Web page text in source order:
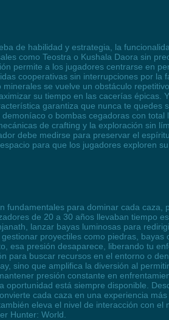
de habilidad y estrategia, la
como Teostra o Kushala Daora sin
permite a los jugadores centrarse en
cooperativas sin interrupciones por
se vuelve un obstáculo
su tiempo en las cacerías
garantiza que nunca te
o bombas cegadoras con
de crafting y la exploración sin
debe medirse para preservar el
para que los jugadores exploren
fundamentales para dominar cada
de 20 a 30 años llevaban tiempo
lanzar bayas luminosas para
proyectiles como piedras,
esa presión desaparece, liberando tu
para buscar recursos en el entorno o
sino que amplifica la diversión al
presión constante en
está siempre disponible.
cada caza en una experiencia
eleva el nivel de interacción con
Hunter: World.